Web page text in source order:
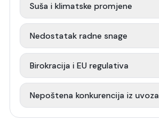
Suša i klimatske promjene
Nedostatak radne snage
Birokracija i EU regulativa
Nepoštena konkurencija iz uvoza